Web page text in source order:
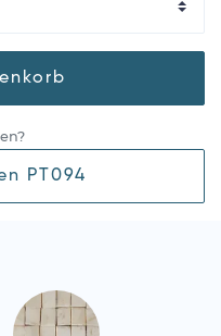
PT094